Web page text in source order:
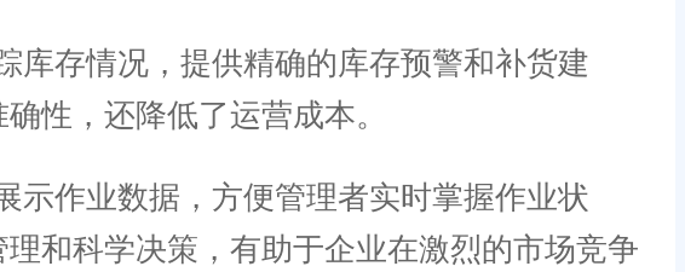
存情况，提供精确的库存预警和补货建
性，还降低了运营成本。
作业数据，方便管理者实时掌握作业状
和科学决策，有助于企业在激烈的市场竞争